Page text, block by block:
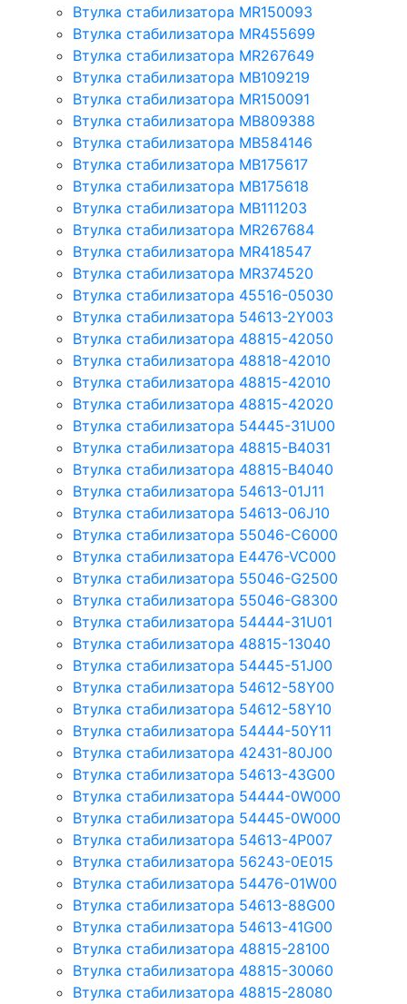
Втулка стабилизатора MR150093
Втулка стабилизатора MR455699
Втулка стабилизатора MR267649
Втулка стабилизатора MB109219
Втулка стабилизатора MR150091
Втулка стабилизатора MB809388
Втулка стабилизатора MB584146
Втулка стабилизатора MB175617
Втулка стабилизатора MB175618
Втулка стабилизатора MB111203
Втулка стабилизатора MR267684
Втулка стабилизатора MR418547
Втулка стабилизатора MR374520
Втулка стабилизатора 45516-05030
Втулка стабилизатора 54613-2Y003
Втулка стабилизатора 48815-42050
Втулка стабилизатора 48818-42010
Втулка стабилизатора 48815-42010
Втулка стабилизатора 48815-42020
Втулка стабилизатора 54445-31U00
Втулка стабилизатора 48815-B4031
Втулка стабилизатора 48815-B4040
Втулка стабилизатора 54613-01J11
Втулка стабилизатора 54613-06J10
Втулка стабилизатора 55046-C6000
Втулка стабилизатора E4476-VC000
Втулка стабилизатора 55046-G2500
Втулка стабилизатора 55046-G8300
Втулка стабилизатора 54444-31U01
Втулка стабилизатора 48815-13040
Втулка стабилизатора 54445-51J00
Втулка стабилизатора 54612-58Y00
Втулка стабилизатора 54612-58Y10
Втулка стабилизатора 54444-50Y11
Втулка стабилизатора 42431-80J00
Втулка стабилизатора 54613-43G00
Втулка стабилизатора 54444-0W000
Втулка стабилизатора 54445-0W000
Втулка стабилизатора 54613-4P007
Втулка стабилизатора 56243-0E015
Втулка стабилизатора 54476-01W00
Втулка стабилизатора 54613-88G00
Втулка стабилизатора 54613-41G00
Втулка стабилизатора 48815-28100
Втулка стабилизатора 48815-30060
Втулка стабилизатора 48815-28080